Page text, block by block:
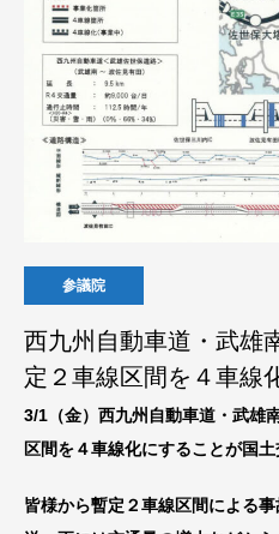
参議院
西九州自動車道・武雄
定２車線区間を４車線
3/1（金）西九州自動車道・武雄
区間を４車線化にすることが国
皆様から暫定２車線区間による